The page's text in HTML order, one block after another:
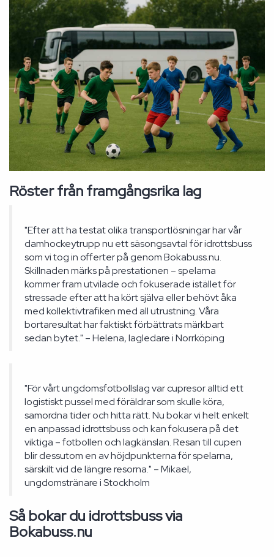
Röster från framgångsrika lag
"Efter att ha testat olika transportlösningar har vår
damhockeytrupp nu ett säsongsavtal för idrottsbuss
som vi tog in offerter på genom Bokabuss.nu.
Skillnaden märks på prestationen – spelarna
kommer fram utvilade och fokuserade istället för
stressade efter att ha kört själva eller behövt åka
med kollektivtrafiken med all utrustning. Våra
bortaresultat har faktiskt förbättrats märkbart
sedan bytet." – Helena, lagledare i Norrköping
"För vårt ungdomsfotbollslag var cupresor alltid ett
logistiskt pussel med föräldrar som skulle köra,
samordna tider och hitta rätt. Nu bokar vi helt enkelt
en anpassad idrottsbuss och kan fokusera på det
viktiga – fotbollen och lagkänslan. Resan till cupen
blir dessutom en av höjdpunkterna för spelarna,
särskilt vid de längre resorna." – Mikael,
ungdomstränare i Stockholm
Så bokar du idrottsbuss via
Bokabuss.nu